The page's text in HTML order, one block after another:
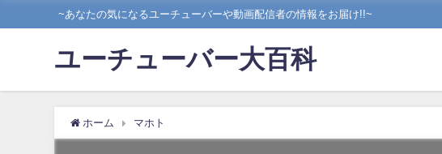
~あなたの気になるユーチューバーや動画配信者の情報をお届け!!~
ユーチューバー大百科
ホーム マホト